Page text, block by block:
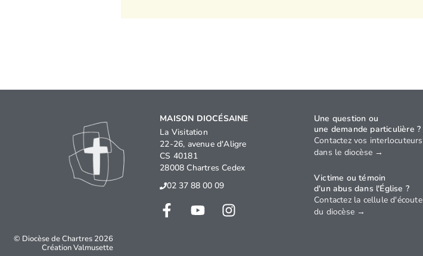
© Diocèse de Chartres 2026
CréationValmusette
MAISON DIOCÉSAINE
La Visitation
22-26, avenue d'Aligre
CS 40181
28008 Chartres Cedex
02 37 88 00 09
Une question ou
une demande particulière ?
Contactez vos interlocuteurs
dans le diocèse →
Victime ou témoin
d'un abus dans l'Église ?
Contactez la cellule d'écoute
du diocèse →